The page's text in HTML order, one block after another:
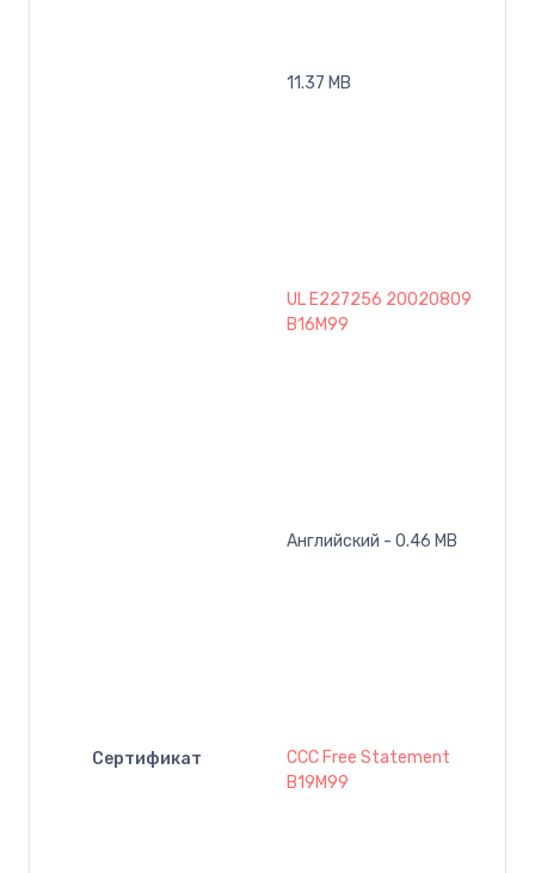
Сертификат
11.37 MB
UL E227256 20020809
B16M99
Английский - 0.46 MB
CCC Free Statement
B19M99